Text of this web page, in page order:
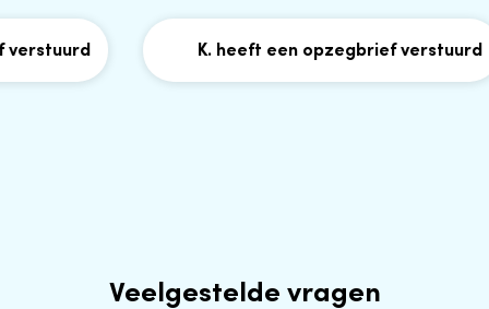
K. heeft een opzegbrief verstuurd
Veelgestelde vragen